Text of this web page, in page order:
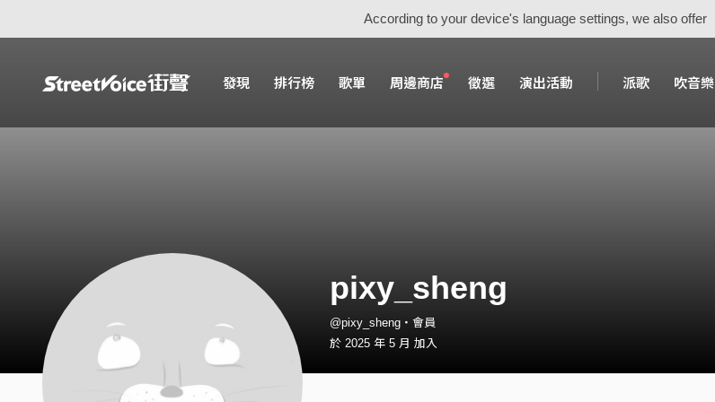
According to your device's language settings, we also offer
發現 排行榜 歌單 周邊商店 徵選 演出活動 派歌 吹音樂
pixy_sheng
@pixy_sheng・會員
於 2025 年 5 月 加入